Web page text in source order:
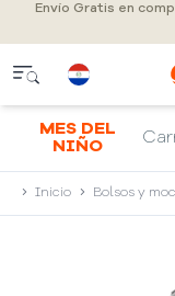
Envío Gratis en
MES DEL
NIÑO
Inicio Bolsos y